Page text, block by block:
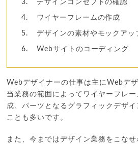
デザインコンセプトの確認
ワイヤーフレームの作成
デザインの素材やモックアッ
Webサイトのコーディング
Webデザイナーの仕事は主にWebデ
当業務の範囲によってワイヤーフレ
成、パーツとなるグラフィックデザ
ことも多いです。
また、今まではデザイン業務をこなせ